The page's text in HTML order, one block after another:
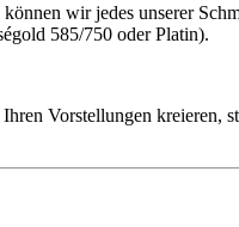
wir jedes unserer
585/750 oder Platin).
Vorstellungen kreieren,